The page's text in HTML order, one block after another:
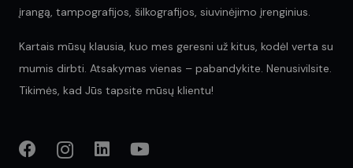
įrangą, tampografijos, šilkografijos, siuvinėjimo įrenginius.
Kartais mūsų klausia, kuo mes geresni už kitus, kodėl verta su
mumis dirbti. Atsakymas vienas – pabandykite. Nenusivilsite.
Tikimės, kad Jūs tapsite mūsų klientu!